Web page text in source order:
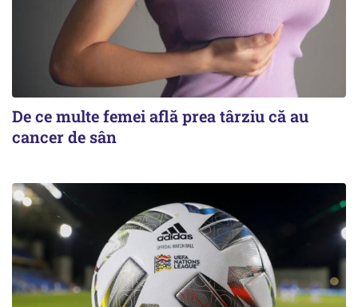
De ce multe femei află prea târziu că au
cancer de sân